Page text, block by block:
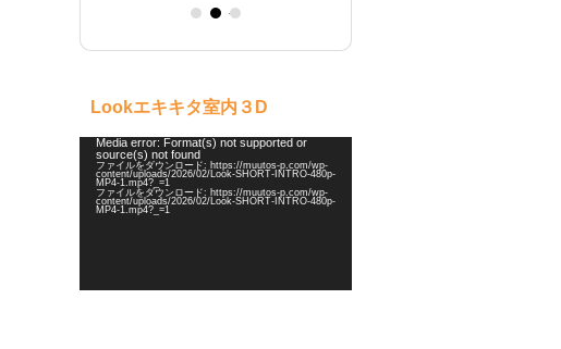
ebay 海外オークション
軽作業
メルカリ
Lookエキキタ室内３D
Media error: Format(s) not supported or
source(s) not found
ファイルをダウンロード: https://muutos-p.com/wp-
content/uploads/2026/02/Look-SHORT-INTRO-480p-
MP4-1.mp4?_=1
ファイルをダウンロード: https://muutos-p.com/wp-
content/uploads/2026/02/Look-SHORT-INTRO-480p-
MP4-1.mp4?_=1